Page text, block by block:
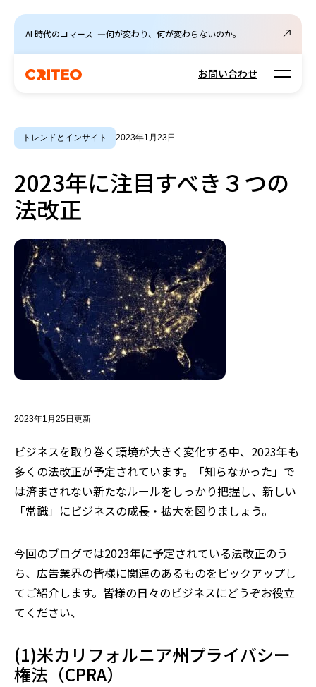
AI 時代のコマース ―何が変わり、何が変わらないのか。
お問い合わせ Open
トレンドとインサイト 2023年1月23日
2023年に注目すべき３つの
法改正
2023年1月25日更新
ビジネスを取り巻く環境が大きく変化する中、2023年も
多くの法改正が予定されています。「知らなかった」で
は済まされない新たなルールをしっかり把握し、 新しい
「常識」にビジネスの成長・拡大を図りましょう。
今回のブログでは2023年に予定されている法改正のう
ち、広告業界の皆様に関連のあるものをピックアップし
てご紹介します。皆様の日々のビジネスにどうぞお役立
てください、
(1)米カリフォルニア州プライバシー
権法（CPRA）